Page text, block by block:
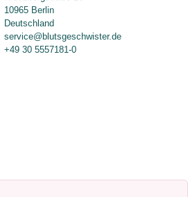
10965 Berlin
Deutschland
service@blutsgeschwister.de
+49 30 5557181-0